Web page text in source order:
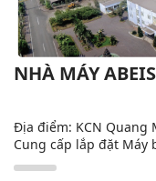
NHÀ MÁY
Địa điểm: KCN Quang
Cung cấp lắp đặt Máy